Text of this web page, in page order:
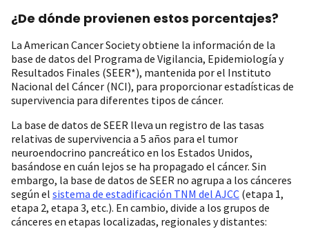
¿De dónde provienen estos porcentajes?
La American Cancer Society obtiene la información de la
base de datos del Programa de Vigilancia, Epidemiología y
Resultados Finales (SEER*), mantenida por el Instituto
Nacional del Cáncer (NCI), para proporcionar estadísticas de
supervivencia para diferentes tipos de cáncer.
La base de datos de SEER lleva un registro de las tasas
relativas de supervivencia a 5 años para el tumor
neuroendocrino pancreático en los Estados Unidos,
basándose en cuán lejos se ha propagado el cáncer. Sin
embargo, la base de datos de SEER no agrupa a los cánceres
según el sistema de estadificación TNM del AJCC (etapa 1,
etapa 2, etapa 3, etc.). En cambio, divide a los grupos de
cánceres en etapas localizadas, regionales y distantes: